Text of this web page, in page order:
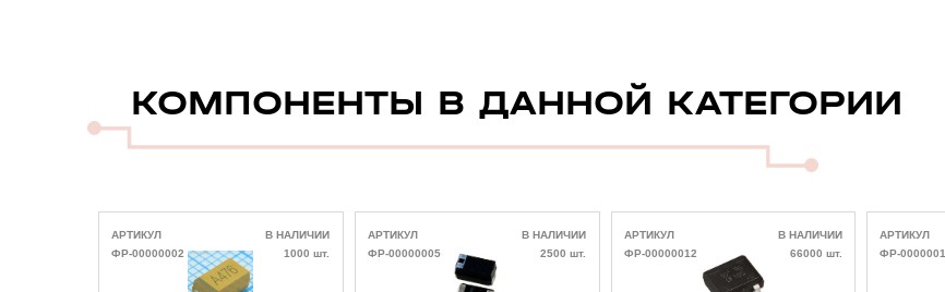
КОМПОНЕНТЫ В ДАННОЙ КАТЕГОРИИ
АРТИКУЛ
ФР-00000002
В НАЛИЧИИ
1000 шт.
АРТИКУЛ
ФР-00000005
В НАЛИЧИИ
2500 шт.
АРТИКУЛ
ФР-00000012
В НАЛИЧИИ
66000 шт.
АРТИКУЛ
ФР-